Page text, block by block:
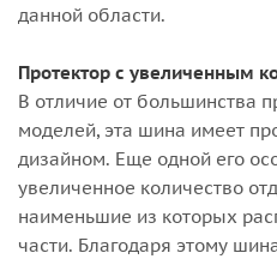
данной области.
Протектор с увеличенным
В отличие от большинства
моделей, эта шина имеет
дизайном. Еще одной его
увеличенное количество
наименьшие из которых
части. Благодаря этому